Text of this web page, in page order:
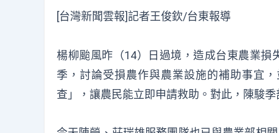
[台灣新聞雲報]記者王俊欽/台東報導
楊柳颱風昨（14）日過境，造成台東農業
季，討論受損農作與農業設施的補助事宜
查」，讓農民能立即申請救助。對此，陳駿